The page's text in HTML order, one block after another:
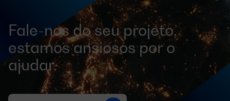
Fale-nos do seu projeto,
estamos ansiosos por o
ajudar.